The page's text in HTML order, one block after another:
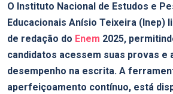
O Instituto Nacional de Estudos e
Educacionais Anísio Teixeira (Inep)
de redação do Enem 2025,
candidatos acessem suas provas e
desempenho na escrita. A
aperfeiçoamento contínuo, está